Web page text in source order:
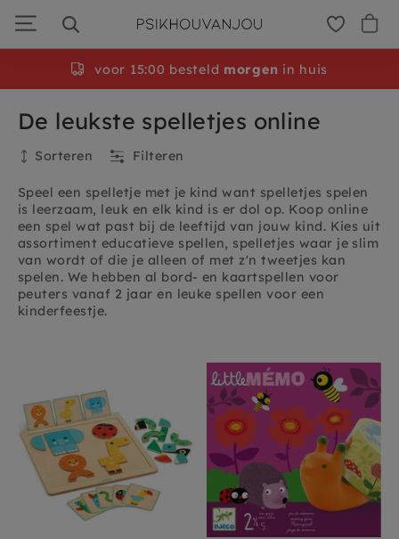
door
naar
De leukste spelletjes online
Sorteren Filteren
Speel een spelletje met je kind want spelletjes spelen
is leerzaam, leuk en elk kind is er dol op. Koop online
een spel wat past bij de leeftijd van jouw kind. Kies uit
assortiment educatieve spellen, spelletjes waar je slim
van wordt of die je alleen of met z'n tweetjes kan
spelen. We hebben al bord- en kaartspellen voor
peuters vanaf 2 jaar en leuke spellen voor een
kinderfeestje.
Merken
Verwijder alles
Filteren
voor 15:00 besteld morgen in huis